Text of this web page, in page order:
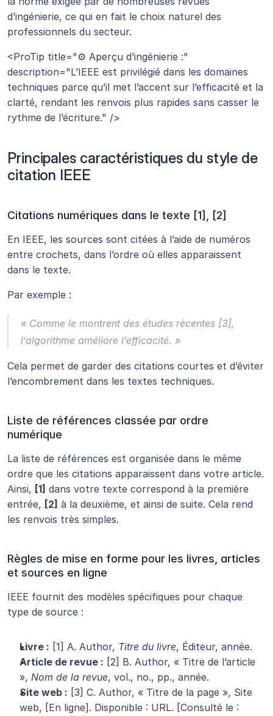
d’ingénierie, ce qui en fait le choix naturel des
professionnels du secteur.
<ProTip title="⚙️ Aperçu d’ingénierie :"
description="L’IEEE est privilégié dans les domaines
techniques parce qu’il met l’accent sur l’efficacité et la
clarté, rendant les renvois plus rapides sans casser le
rythme de l’écriture." />
Principales caractéristiques du style de
citation IEEE
Citations numériques dans le texte [1], [2]
En IEEE, les sources sont citées à l’aide de numéros
entre crochets, dans l’ordre où elles apparaissent
dans le texte.
Par exemple :
« Comme le montrent des études récentes [3],
l’algorithme améliore l’efficacité. »
Cela permet de garder des citations courtes et d’éviter
l’encombrement dans les textes techniques.
Liste de références classée par ordre
numérique
La liste de références est organisée dans le même
ordre que les citations apparaissent dans votre article.
Ainsi, [1] dans votre texte correspond à la première
entrée, [2] à la deuxième, et ainsi de suite. Cela rend
les renvois très simples.
Règles de mise en forme pour les livres, articles
et sources en ligne
IEEE fournit des modèles spécifiques pour chaque
type de source :
Livre : [1] A. Author, Titre du livre, Éditeur, année.
Article de revue : [2] B. Author, « Titre de l’article
», Nom de la revue, vol., no., pp., année.
Site web : [3] C. Author, « Titre de la page », Site
web, [En ligne]. Disponible : URL. [Consulté le :